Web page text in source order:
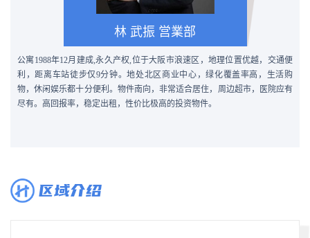
林 武振 営業部
公寓 1988年12月建成,永久产权,位于大阪市浪速区，地理位置优越，交通便
利，距离车站徒步仅9分钟。地处北区商业中心，绿化覆盖率高，生活购
物，休闲娱乐都十分便利。 物件南向，非常适合居住，周边超市，医院应有
尽有。高回报率，稳定出租，性价比极高的投资物件。
区域介绍